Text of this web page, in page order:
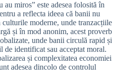
miros” este adesea folosită în
a reflecta ideea că banii nu
moderne, unde tranzacțiile
și în mod anonim, acest proverb
unde banii circulă rapid și
de identificat sau acceptat moral.
și complexitatea economiei
adesea dincolo de controlul